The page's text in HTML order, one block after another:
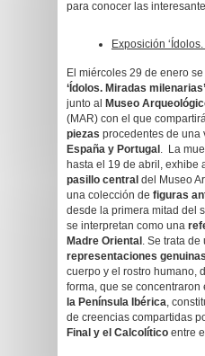
para conocer las
Exposición
El miércoles 29 de enero
‘Ídolos. Miradas milenarias’
junto al Museo
(MAR) con el que
piezas procedentes de una
España y Portugal . La
hasta el 19 de abril, exhibe
pasillo central del Museo
una colección de figuras
desde la primera mitad del
se interpretan como una
Madre Oriental . Se trata de
representaciones
cuerpo y el rostro humano,
forma, que se concentraron
la Península Ibérica,
de creencias compartidas
Final y el Calcolítico entre